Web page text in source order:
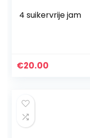
4 suikervrije jam
€20.00